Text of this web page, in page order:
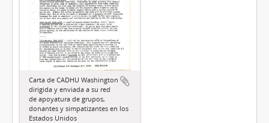
Carta de CADHU Washington
dirigida y enviada a su red
de apoyatura de grupos,
donantes y simpatizantes en los
Estados Unidos